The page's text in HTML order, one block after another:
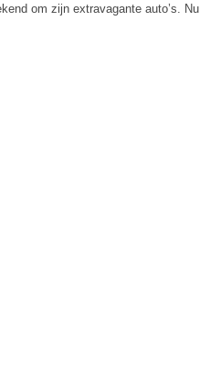
om zijn extravagante auto’s. Nu